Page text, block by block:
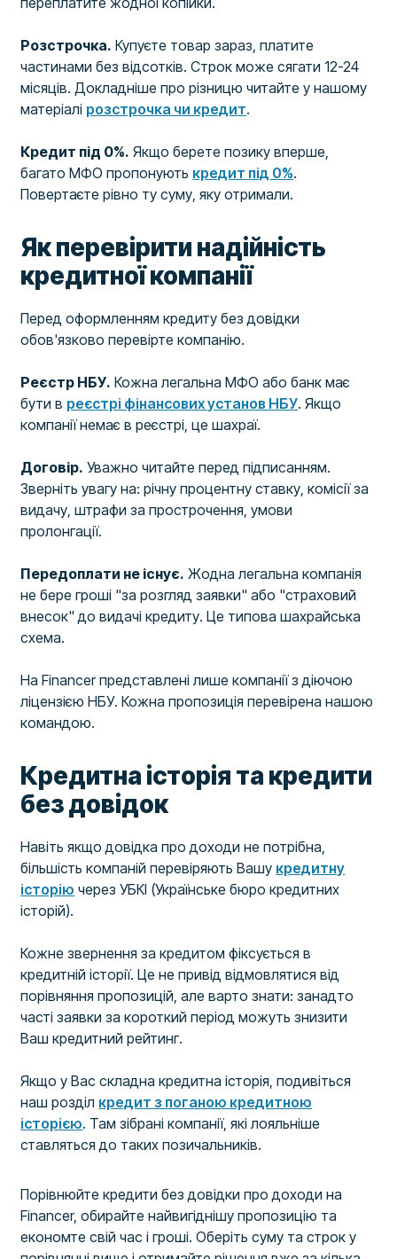
Розстрочка. Купуєте товар зараз, платите
частинами без відсотків. Строк може сягати 12-24
місяців. Докладніше про різницю читайте у нашому
матеріалі розстрочка чи кредит.
Кредит під 0%. Якщо берете позику вперше,
багато МФО пропонують кредит під 0%.
Повертаєте рівно ту суму, яку отримали.
Як перевірити надійність
кредитної компанії
Перед оформленням кредиту без довідки
обов'язково перевірте компанію.
Реєстр НБУ. Кожна легальна МФО або банк має
бути в реєстрі фінансових установ НБУ. Якщо
компанії немає в реєстрі, це шахраї.
Договір. Уважно читайте перед підписанням.
Зверніть увагу на: річну процентну ставку, комісії за
видачу, штрафи за прострочення, умови
пролонгації.
Передоплати не існує. Жодна легальна компанія
не бере гроші "за розгляд заявки" або "страховий
внесок" до видачі кредиту. Це типова шахрайська
схема.
На Financer представлені лише компанії з діючою
ліцензією НБУ. Кожна пропозиція перевірена нашою
командою.
Кредитна історія та кредити
без довідок
Навіть якщо довідка про доходи не потрібна,
більшість компаній перевіряють Вашу кредитну
історію через УБКІ (Українське бюро кредитних
історій).
Кожне звернення за кредитом фіксується в
кредитній історії. Це не привід відмовлятися від
порівняння пропозицій, але варто знати: занадто
часті заявки за короткий період можуть знизити
Ваш кредитний рейтинг.
Якщо у Вас складна кредитна історія, подивіться
наш розділ кредит з поганою кредитною
історією. Там зібрані компанії, які лояльніше
ставляться до таких позичальників.
Порівнюйте кредити без довідки про доходи на
Financer, обирайте найвигіднішу пропозицію та
економте свій час і гроші. Оберіть суму та строк у